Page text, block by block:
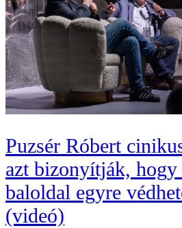
Puzsér Róbert
azt bizonyítják, hogy
baloldal egyre
(videó)